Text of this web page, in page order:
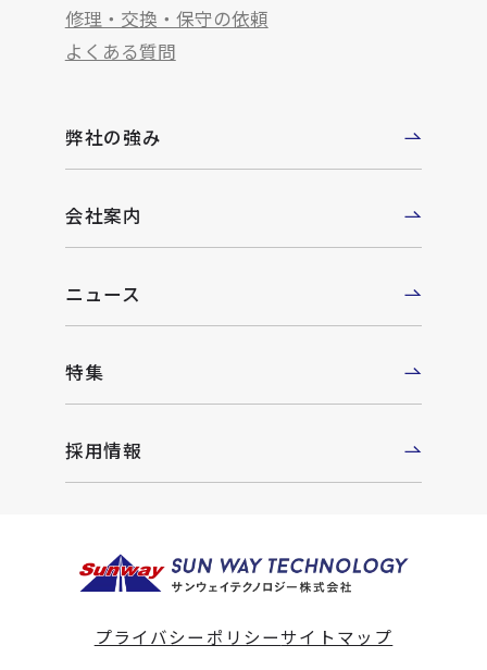
修理・交換・保守の依頼
よくある質問
弊社の強み
会社案内
ニュース
特集
採用情報
プライバシーポリシーサイトマップ